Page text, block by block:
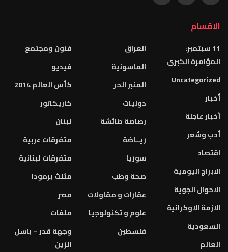
الاقسام
11 سبتمبر:
المؤامرة الكبرى
Uncategorized
أخبار
أخبار عاجلة
أدب وشعر
اقتصاد
الابراج اليومية
الاحوال الجوية
الازمة الاوكرانية
السعودية
العالم
العراق
الماسونية
المنبر الحر
دوليات
رصاصة طائشة
ريــاضة
سوريا
صحة وطب
عقارات و مقاولات
علوم و تكنولوجيا
فلسطين
فنون ومجتمع
فيديو
كأس العالم 2014
كاريكاتور
لبنان
متفرقات عربية
متفرقات لبنانية
مثلث برمودا
مصر
ملفات
وجهة قدر – باسل
الزين